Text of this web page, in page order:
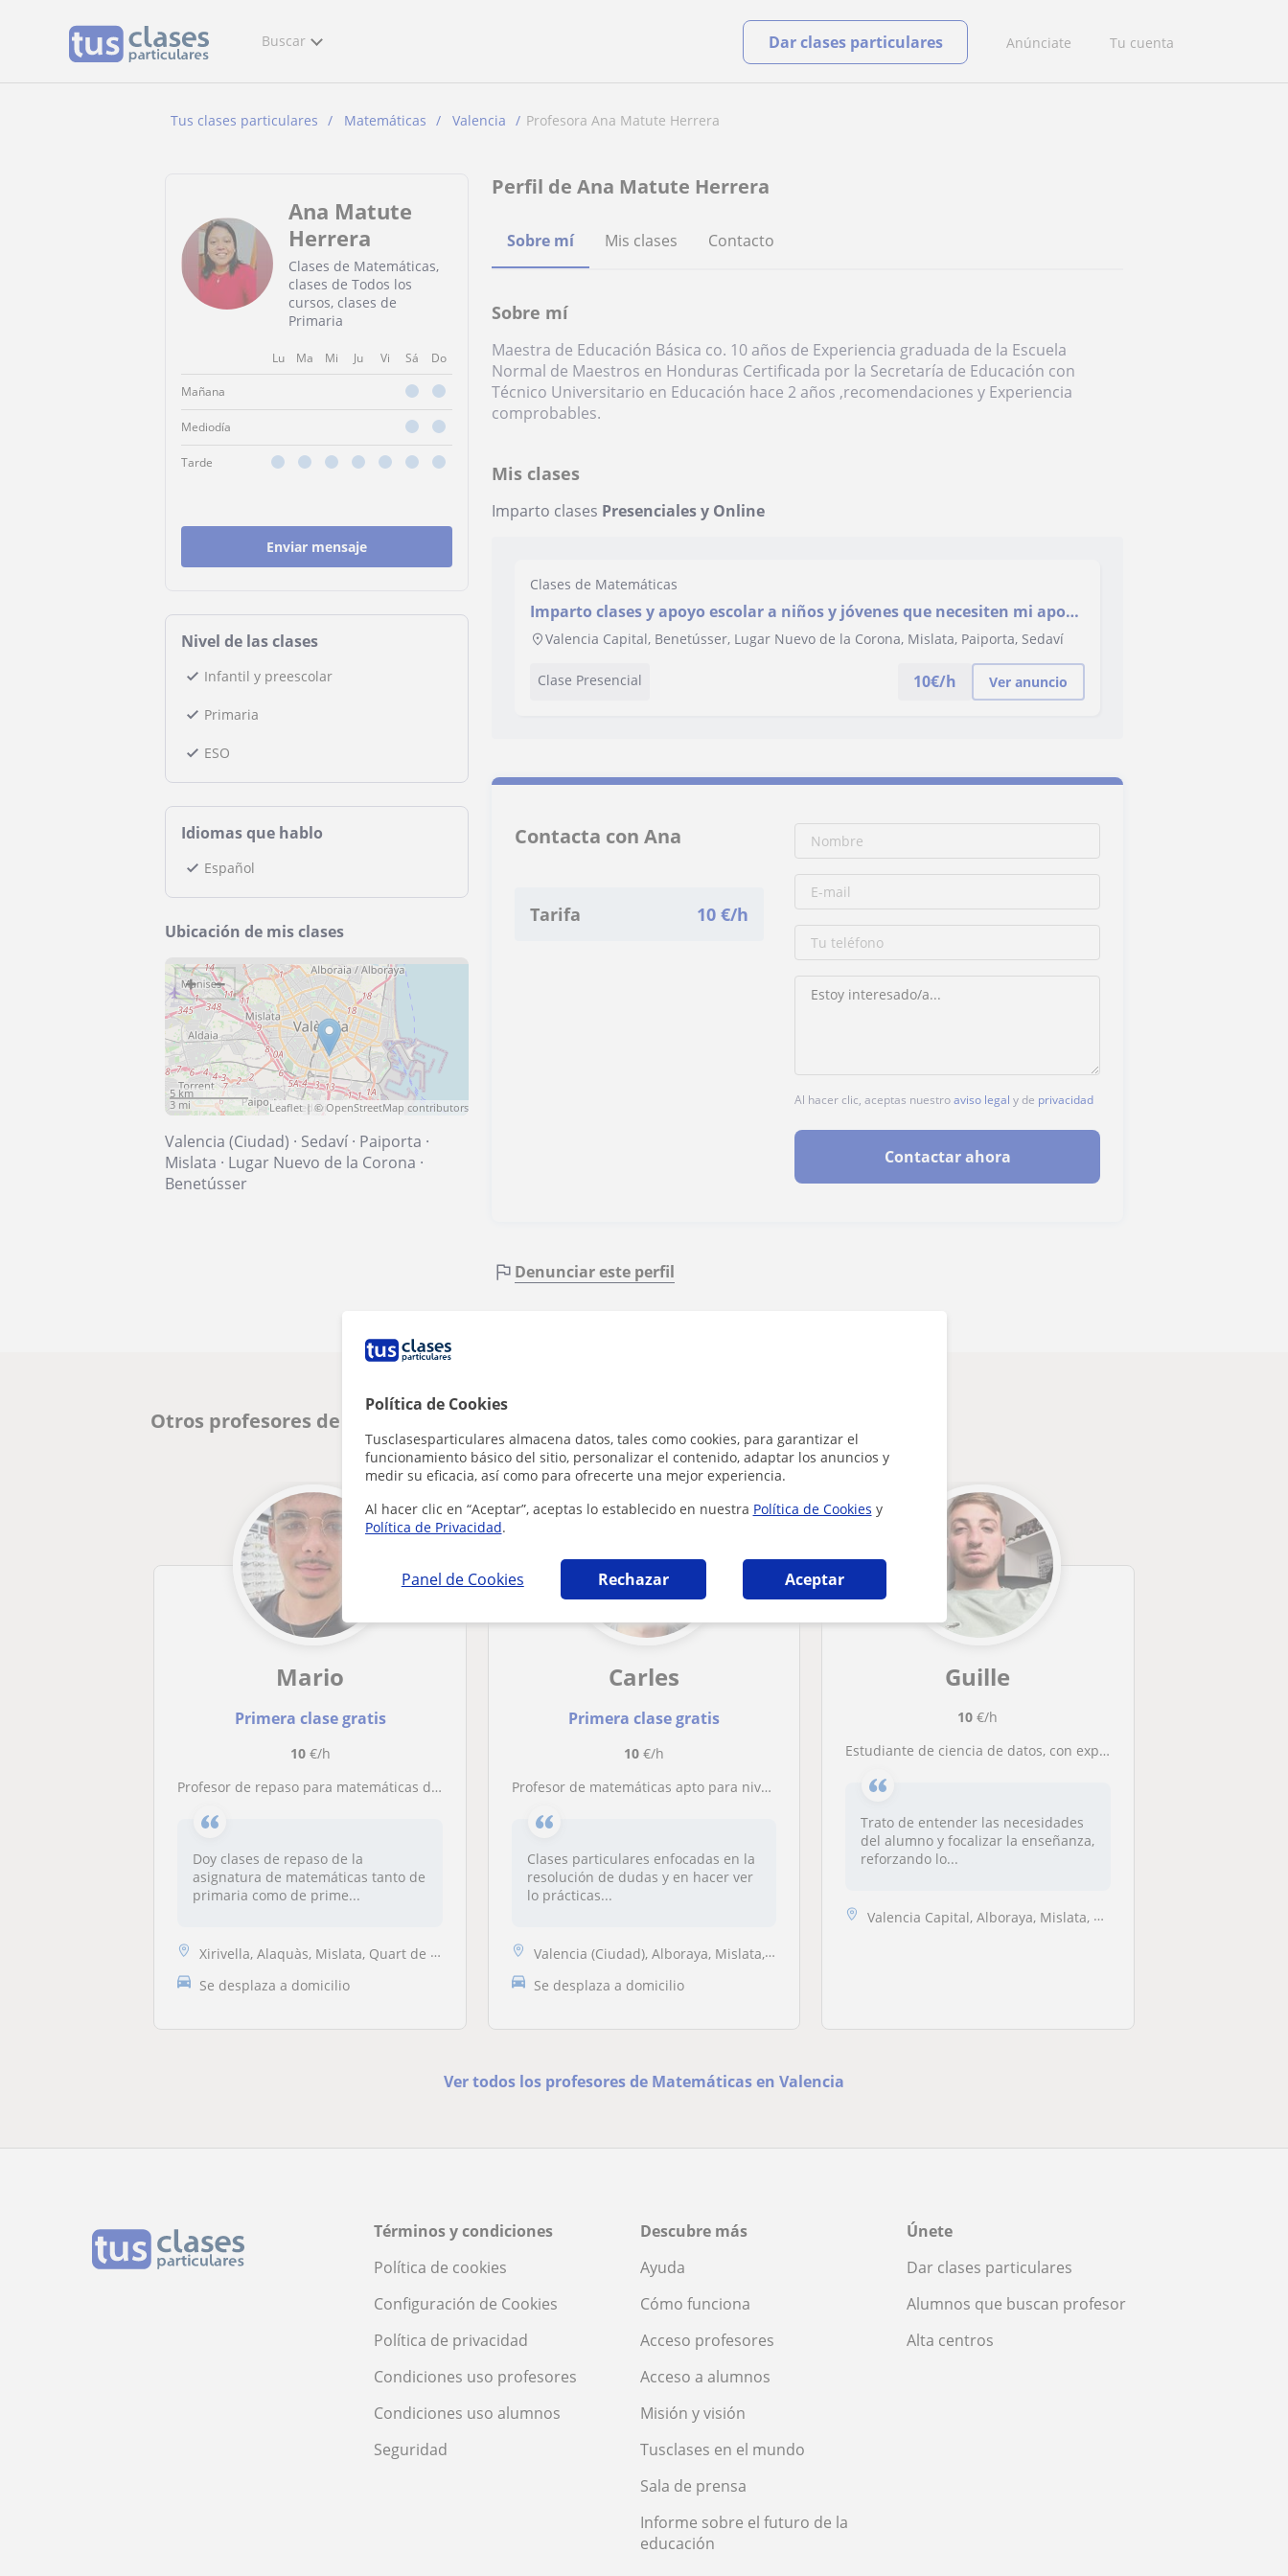
Política de Cookies
Tusclasesparticulares almacena datos, tales como cookies, para garantizar el
funcionamiento básico del sitio, personalizar el contenido, adaptar los anuncios y
medir su eficacia, así como para ofrecerte una mejor experiencia.
Al hacer clic en “Aceptar”, aceptas lo establecido en nuestra Política de Cookies y
Política de Privacidad.
Panel de Cookies Rechazar Aceptar
Buscar Anúnciate Tu cuenta
Dar clases particulares
Tus clases particulares Matemáticas Valencia Profesora Ana Matute Herrera
Ana Matute
Herrera
Clases de Matemáticas,
clases de Todos los
cursos, clases de
Primaria
Lu Ma Mi Ju Vi Sá Do
Mañana
Mediodía
Tarde
Enviar mensaje
Nivel de las clases
Infantil y preescolar
Primaria
ESO
Idiomas que hablo
Español
Ubicación de mis clases
+ −
5 km
3 mi
Leaflet| ©OpenStreetMap contributors
Valencia (Ciudad) · Sedaví· Paiporta ·
Mislata · Lugar Nuevo de la Corona ·
Benetússer
Perfil de Ana Matute Herrera
Sobre mí Mis clases Contacto
Sobre mí
Maestra de Educación Básica co. 10 años de Experiencia graduada de la Escuela
Normal de Maestros en Honduras Certificada por la Secretaría de Educación con
Técnico Universitario en Educación hace 2 años ,recomendaciones y Experiencia
comprobables.
Mis clases
Imparto clases Presenciales y Online
Clases de Matemáticas
Imparto clases y apoyo escolar a niños y jóvenes que necesiten mi apoyo
de manera profesional y con calidad.
Valencia Capital, Benetússer, Lugar Nuevo de la Corona, Mislata, Paiporta, Sedaví
Clase Presencial 10€/h Ver anuncio
Contacta con Ana
Tarifa 10 €/h
Al hacer clic, aceptas nuestroaviso legal y de privacidad
Contactar ahora
Denunciar este perfil
Otros profesores de Matemáticas en Valencia que pueden interesarte
Mario
Primera clase gratis
10€/h
Profesor de repaso para matemáticas de primaria y 1º y 2º de la ESO
Doy clases de repaso de la
asignatura de matemáticas tanto de
primaria como de prime...
Xirivella, Alaquàs, Mislata, Quart de Poblet, Torrent (Valencia), Vale...
Se desplaza a domicilio
Carles
Primera clase gratis
10€/h
Profesor de matemáticas apto para niveles de eso y bachillerato. Estudiante de primer grado de ingeniería con ganas de enseñar
Clases particulares enfocadas en la
resolución de dudas y en hacer ver
lo prácticas...
Valencia (Ciudad), Alboraya, Mislata, Tavernes Blanques
Se desplaza a domicilio
Guille
10 €/h
Estudiante de ciencia de datos, con experiencia enseñando matemáticas
Trato de entender las necesidades
del alumno y focalizar la enseñanza,
reforzando lo...
Valencia Capital, Alboraya, Mislata, Tavernes Blanques
Ver todos los profesores de Matemáticas en Valencia
Términos y condiciones
Política de cookies
Configuración de Cookies
Política de privacidad
Condiciones uso profesores
Condiciones uso alumnos
Seguridad
Descubre más
Ayuda
Cómo funciona
Acceso profesores
Acceso a alumnos
Misión y visión
Tusclases en el mundo
Sala de prensa
Informe sobre el futuro de la
educación
Únete
Dar clases particulares
Alumnos que buscan profesor
Alta centros